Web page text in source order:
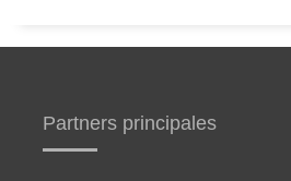
Partners principales